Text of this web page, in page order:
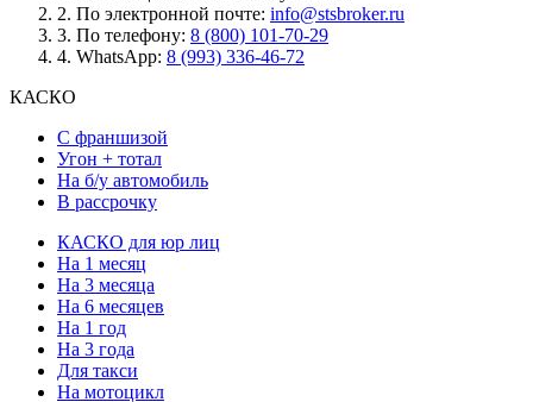
2. По электронной почте: info@stsbroker.ru
3. По телефону: 8 (800) 101-70-29
4. WhatsApp: 8 (993) 336-46-72
КАСКО
С франшизой
Угон + тотал
На б/у автомобиль
В рассрочку
КАСКО для юр лиц
На 1 месяц
На 3 месяца
На 6 месяцев
На 1 год
На 3 года
Для такси
На мотоцикл